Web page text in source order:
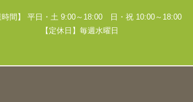
時間】 平日・土 9:00～18:00 日・祝 10:00～18:00
【定休日】毎週水曜日